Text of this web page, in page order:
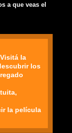
a que veas el
la
los
la película